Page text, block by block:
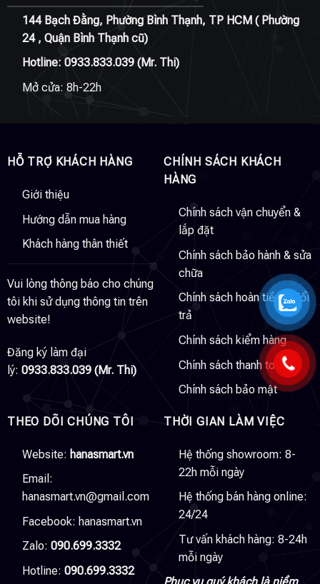
144 Bạch Đằng, Phường Bình Thạnh, TP HCM ( Phường
24 , Quận Bình Thạnh cũ)
Hotline: 0933.833.039(Mr. Thi)
Mở cửa: 8h-22h
HỖ TRỢ KHÁCH HÀNG
Giới thiệu
Hướng dẫn mua hàng
Khách hàng thân thiết
Vui lòng thông báo cho chúng
tôi khi sử dụng thông tin trên
website!
Đăng ký làm đại
lý: 0933.833.039 (Mr. Thi)
CHÍNH SÁCH KHÁCH
HÀNG
Chính sách vận chuyển &
lắp đặt
Chính sách bảo hành & sửa
chữa
Chính sách hoàn tiền & đổi
trả
Chính sách kiểm hàng
Chính sách thanh toán
Chính sách bảo mật
THEO DÕI CHÚNG TÔI
Website: hanasmart.vn
Email:
hanasmart.vn@gmail.com
Facebook: hanasmart.vn
Zalo: 090.699.3332
Hotline: 090.699.3332
THỜI GIAN LÀM VIỆC
Hệ thống showroom: 8-
22h mỗi ngày
Hệ thống bán hàng online:
24/24
Tư vấn khách hàng: 8-24h
mỗi ngày